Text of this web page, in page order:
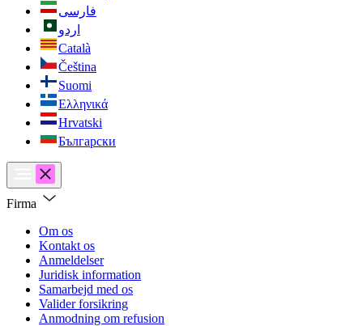
فارسی
اردو
Català
Čeština
Suomi
Ελληνικά
Hrvatski
Български
Firma
Om os
Kontakt os
Anmeldelser
Juridisk information
Samarbejd med os
Valider forsikring
Anmodning om refusion